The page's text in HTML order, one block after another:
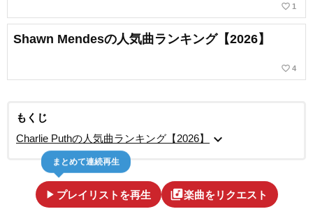
favorite_border 1
Shawn Mendesの人気曲ランキング【2026】
favorite_border 4
もくじ
Charlie Puthの人気曲ランキング【2026】
expand_more
play_arrow プレイリストを再生
まとめて連続再生
library_music楽曲をリクエスト